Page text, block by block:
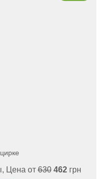
Цена от630 462грн